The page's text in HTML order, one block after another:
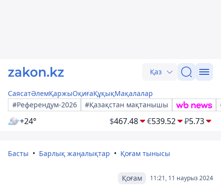
Қаз
СаясатӘлемҚаржыОқиғаҚұқықМақалалар
#Референдум-2026
#Қазақстан мақтанышы
+24° $467.48 €539.52 ₽5.73
Басты Барлық жаңалықтар Қоғам тынысы
11:21, 11 наурыз 2024
Қоғам